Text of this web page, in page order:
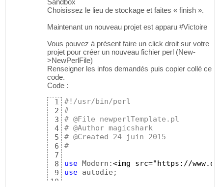
Sandbox
Choisissez le lieu de stockage et faites « finish ».
Maintenant un nouveau projet est apparu #Victoire
Vous pouvez à présent faire un click droit sur votre
projet pour créer un nouveau fichier perl (New-
>NewPerlFile)
Renseigner les infos demandés puis copier collé ce
code.
Code :
1
2
3
4
5
6
7
8
9
10
#!/usr/bin/perl
#
# @File newperlTemplate.pl
# @Author magicshark
# @Created 24 juin 2015
#
use Modern:<img src="https://
use autodie;